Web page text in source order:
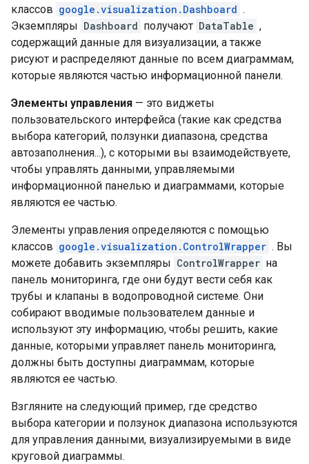
классов google.visualization.Dashboard .
Экземпляры Dashboard получают DataTable ,
содержащий данные для визуализации, а также
рисуют и распределяют данные по всем диаграммам,
которые являются частью информационной панели.
Элементы управления — это виджеты
пользовательского интерфейса (такие как средства
выбора категорий, ползунки диапазона, средства
автозаполнения...), с которыми вы взаимодействуете,
чтобы управлять данными, управляемыми
информационной панелью и диаграммами, которые
являются ее частью.
Элементы управления определяются с помощью
классов google.visualization.ControlWrapper . Вы
можете добавить экземпляры ControlWrapper на
панель мониторинга, где они будут вести себя как
трубы и клапаны в водопроводной системе. Они
собирают вводимые пользователем данные и
используют эту информацию, чтобы решить, какие
данные, которыми управляет панель мониторинга,
должны быть доступны диаграммам, которые
являются ее частью.
Взгляните на следующий пример, где средство
выбора категории и ползунок диапазона используются
для управления данными, визуализируемыми в виде
круговой диаграммы.